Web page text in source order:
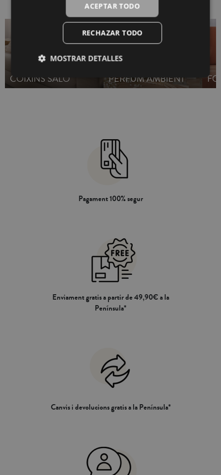
COIXINS SALÓ PERFUM AMBIENT
Pagament 100% segur
Enviament gratis a partir de 49,90€ a la
Península*
Canvis i devolucions gratis a la Península*
ACEPTAR TODO
RECHAZAR TODO
MOSTRAR DETALLES